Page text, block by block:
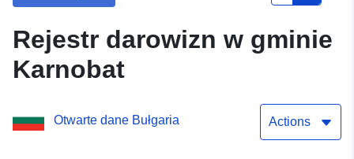
Rejestr darowizn w gminie
Karnobat
Otwarte dane Bułgaria Actions